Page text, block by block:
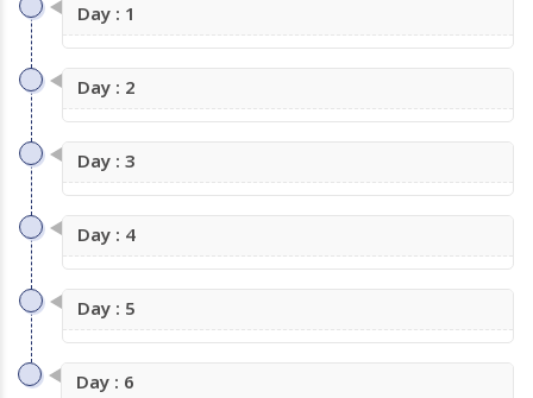
Day : 1
Day : 2
Day : 3
Day : 4
Day : 5
Day : 6